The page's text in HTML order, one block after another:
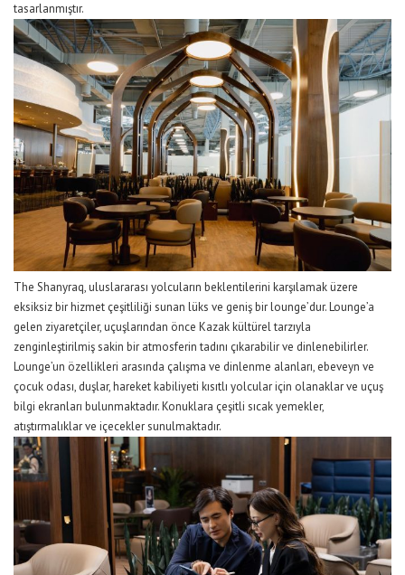
tasarlanmıştır.
The Shanyraq, uluslararası yolcuların beklentilerini karşılamak üzere
eksiksiz bir hizmet çeşitliliği sunan lüks ve geniş bir lounge’dur.Lounge’a
gelen ziyaretçiler, uçuşlarından önce Kazak kültürel tarzıyla
zenginleştirilmiş sakin bir atmosferin tadını çıkarabilir ve dinlenebilirler.
Lounge’un özellikleri arasında çalışma ve dinlenme alanları, ebeveyn ve
çocuk odası, duşlar, hareket kabiliyeti kısıtlı yolcular için olanaklar ve uçuş
bilgi ekranları bulunmaktadır. Konuklara çeşitli sıcak yemekler,
atıştırmalıklar ve içecekler sunulmaktadır.